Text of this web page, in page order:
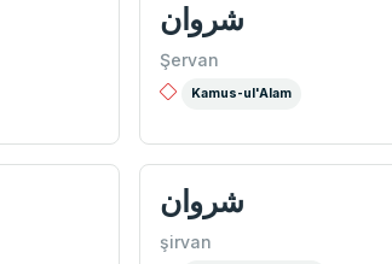
شروان
Şervan
Kamus-ul'Alam
شروان
şirvan